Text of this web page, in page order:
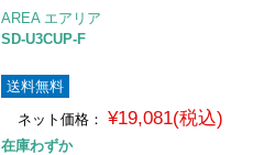
AREA エアリア
SD-U3CUP-F
送料無料
ネット価格： ¥19,081(税込)
在庫わずか